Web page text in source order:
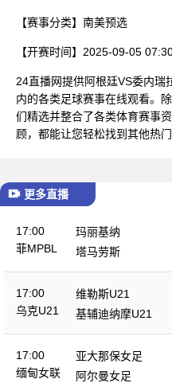
【赛事分类】 南美预选
【开赛时间】 2025-09-05
24直播网提供阿根廷VS委内瑞
内的各类足球赛事在线观看。
们精选并整合了各类体育赛事
顾，都能让您轻松找到其他热门
更多直播
17:00
菲MPBL
玛丽基纳
塔马劳斯
17:00
乌克U21
维勒斯U21
基辅迪纳摩U21
17:00
缅甸女联
亚大那保女足
阿尔曼女足